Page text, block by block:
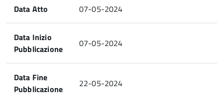
Data Atto 07-05-2024
Data Inizio
Pubblicazione
07-05-2024
Data Fine
Pubblicazione
22-05-2024